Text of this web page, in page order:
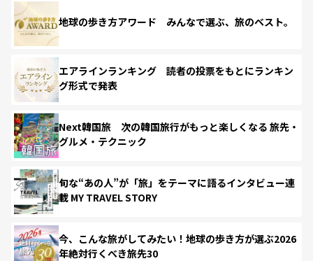
地球の歩き方アワード みんなで選ぶ、旅のベスト。
エアラインランキング 読者の投票をもとにランキン
グ形式で発表
Next韓国旅 次の韓国旅行がもっと楽しくなる 旅先・
グルメ・テクニック
旬な“あの人”が「旅」をテーマに語るインタビュー連
載 MY TRAVEL STORY
今、こんな旅がしてみたい！地球の歩き方が選ぶ2026
年絶対行くべき旅先30